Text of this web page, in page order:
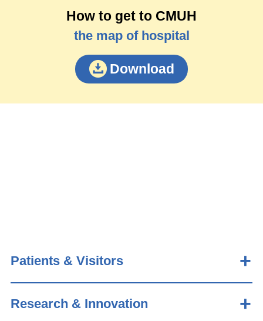
How to get to CMUH
the map of hospital
Download
Patients & Visitors
Research & Innovation